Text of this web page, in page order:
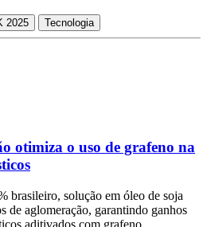
2025 Tecnologia
otimiza o uso de grafeno na
brasileiro, solução em óleo de soja
de aglomeração, garantindo ganhos
aditivados com grafeno.